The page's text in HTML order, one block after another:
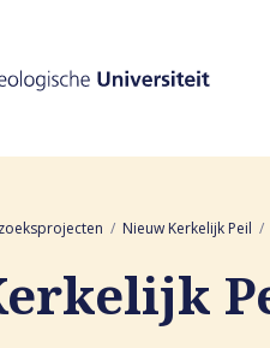
Nieuw Kerkelijk Peil